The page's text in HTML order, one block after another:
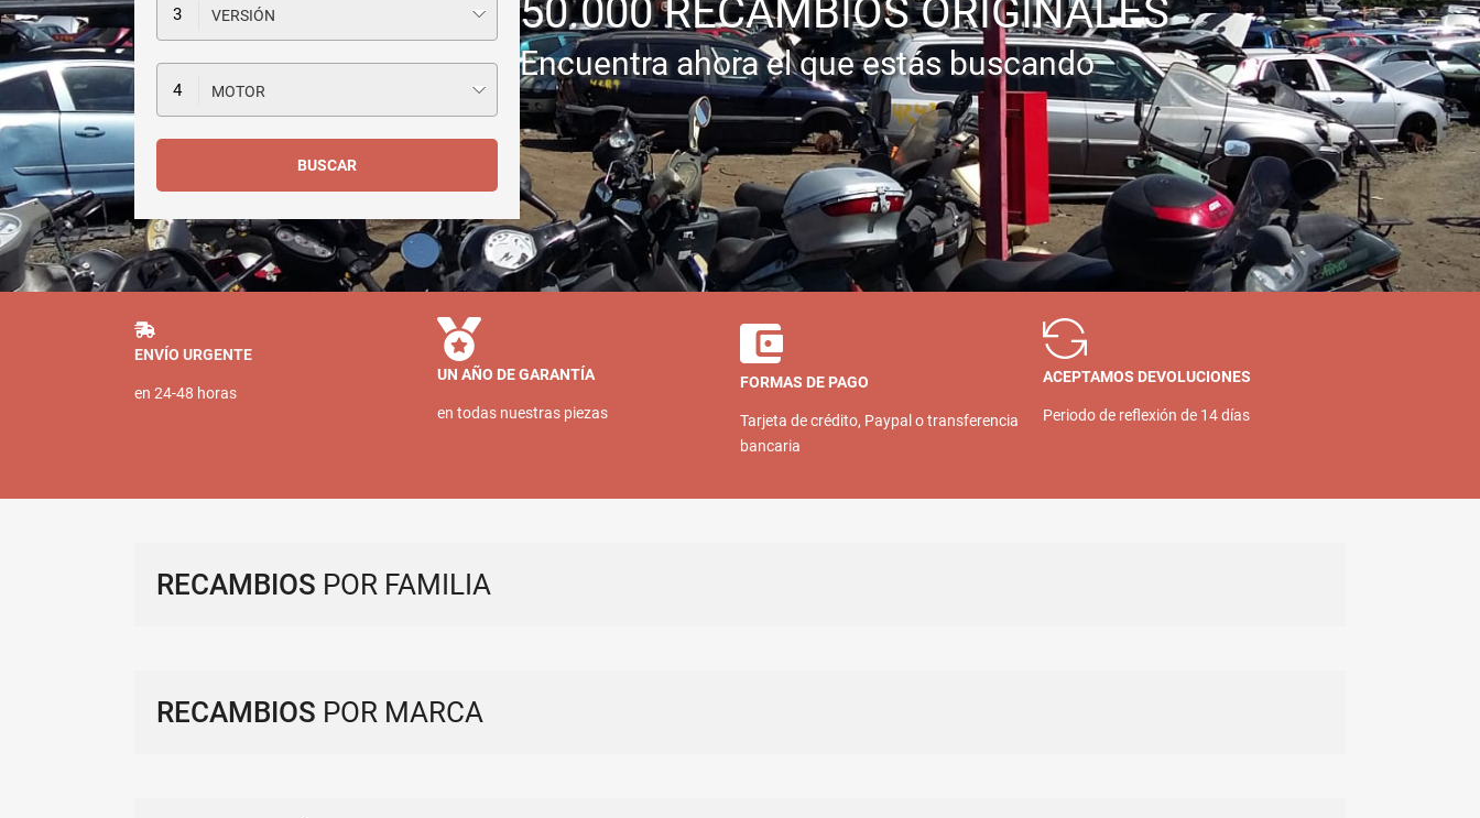
VERSIÓN
MOTOR
50.000 RECAMBIOS ORIGINALES
Encuentra ahora el que estás buscando
ENVÍO URGENTE
en 24-48 horas
UN AÑO DE GARANTÍA
en todas nuestras piezas
FORMAS DE PAGO
Tarjeta de crédito, Paypal o transferencia
bancaria
ACEPTAMOS DEVOLUCIONES
Periodo de reflexión de 14 días
RECAMBIOS POR FAMILIA
RECAMBIOS POR MARCA